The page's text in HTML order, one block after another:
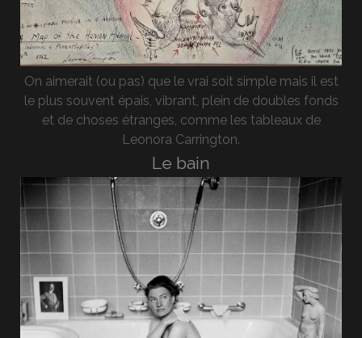
On aimerait (ou pas) que le vrai soit simple mais il est
le plus souvent épais, vibrant, plein de doubles fonds
et de choses étranges, comme les tableaux de
Leonora Carrington.
Le bain